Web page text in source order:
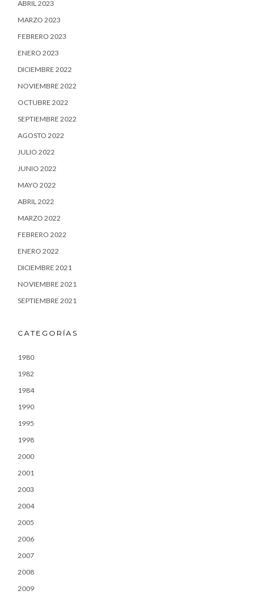
ABRIL 2023
MARZO 2023
FEBRERO 2023
ENERO 2023
DICIEMBRE 2022
NOVIEMBRE 2022
OCTUBRE 2022
SEPTIEMBRE 2022
AGOSTO 2022
JULIO 2022
JUNIO 2022
MAYO 2022
ABRIL 2022
MARZO 2022
FEBRERO 2022
ENERO 2022
DICIEMBRE 2021
NOVIEMBRE 2021
SEPTIEMBRE 2021
CATEGORÍAS
1980
1982
1984
1990
1995
1998
2000
2001
2003
2004
2005
2006
2007
2008
2009